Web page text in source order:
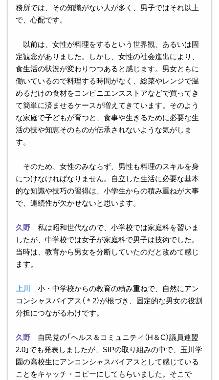
務所では、その知識がない人が多く、男子ではそれ以上
で、心配です。
以前は、女性が料理をするという世界観、あるいは固
定観念がありました。しかし、女性の社会進出により、
食生活の状況が変わりつつあると感じます。男女ともに
働いているので料理する時間がなく、総菜やレンジで温
めるだけの食材をコンビニエンスストアなどで買ってき
て簡単に済ませるケースが増えてきています。そのよう
な家庭で子どもが育つと、食事や生きるために必要な生
活の技や知恵そのものが伝承されないような気がしま
す。
そのため、女性のみならず、男性も料理のスキルを身
につけなければなりません。自立した生活に必要な基本
的な知識や技巧の習得は、小学生からの積み重ねが大事
で、連続性が欠かせないと思います。
久野 私は昭和世代なので、小学校では家庭科を習いま
したが、中学校では女子が家庭科で男子は技術でした。
当時は、教育から男女を分断していたのだと改めて感じ
ます。
上川 小・中学校からの教育の積み重ねで、自然にアン
コンシャスバイアス（＊2）が根づき、固定的な男女の役割
分担につながるわけです。
久野 自民党の「ヘルス＆コミュニティ（H＆C）議員連盟
2.0」でも発表しましたが、SIPの取り組みの中で、玉川学
園の高校生にアンコンシャスバイアスとして感じている
ことをキャッチ・コピーにしてもらいました。そこで